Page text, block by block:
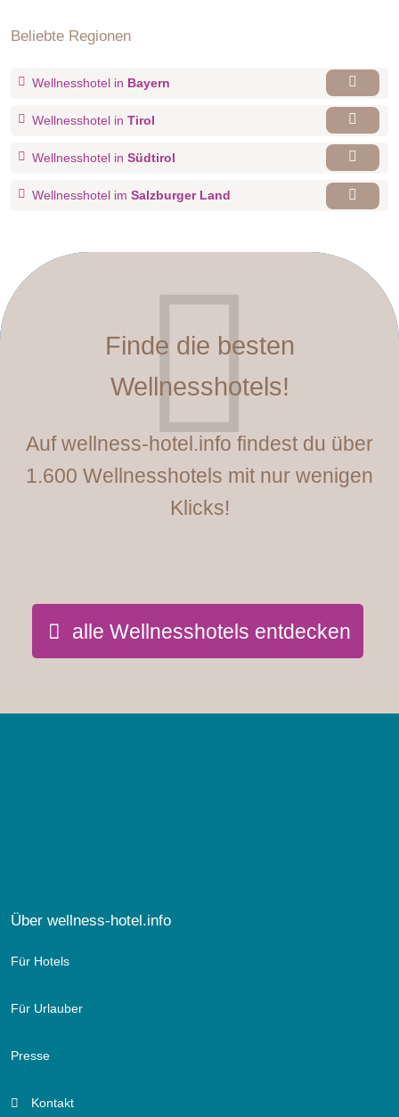
auf die Gasteiner Bergwelt genießen oder Zeit für
Entspannung finden? Das gemütliche Apartment 'Kreuzkogel‘
Beliebte Regionen
Wellnesshotel in Bayern
Wellnesshotel in Tirol
Wellnesshotel in Südtirol
Wellnesshotel im Salzburger Land
Finde die besten
Wellnesshotels!
Auf wellness-hotel.info findest du über
1.600 Wellnesshotels mit nur wenigen
Klicks!
alle Wellnesshotels entdecken
Über wellness-hotel.info
Für Hotels
Für Urlauber
Presse
Kontakt